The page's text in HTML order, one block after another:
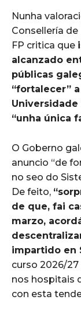
Nunha
Consellería de
FP critica que
alcanzado
públicas
“fortalecer”
Universidade
“unha única
O Goberno
anuncio “de
no seo do
De feito,
de que, fai
marzo,
impartido en
curso 2026/
nos hospitais
con esta